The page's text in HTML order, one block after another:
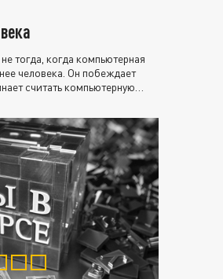
тогда, когда компьютерная
человека. Он побеждает
считать компьютерную